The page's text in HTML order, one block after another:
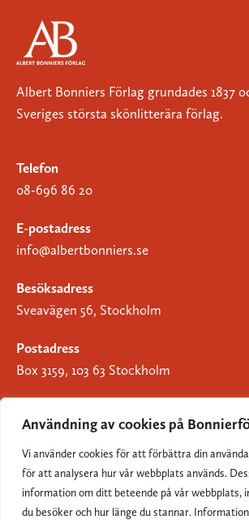
Användning av cookies på
Vi använder cookies för att förbättra din
för att analysera hur vår webbplats används.
information om ditt beteende på vår webbplats,
du besöker och hur länge du stannar.
Albert Bonniers Förlag grundades 1837
Sveriges största skönlitterära förlag.
Telefon
08-696 86 20
E-postadress
info@albertbonniers.se
Besöksadress
Sveavägen 56, Stockholm
Postadress
Box 3159, 103 63 Stockholm
Om Bonnierförlagen
Cookies